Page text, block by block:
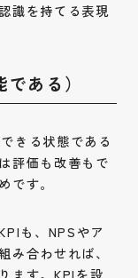
識を持てる表現
ある）
きる状態である
評価も改善もで
です。
も、NPSやア
み合わせれば、
ます。KPIを設